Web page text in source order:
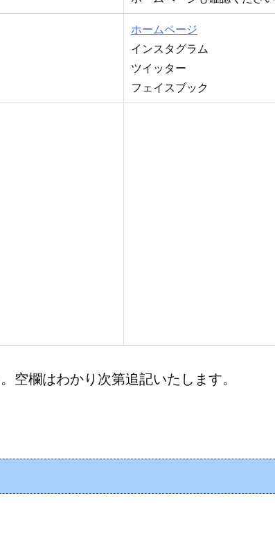
ホームページ
インスタグラム
ツイッター
フェイスブック
空欄はわかり次第追記いたします。